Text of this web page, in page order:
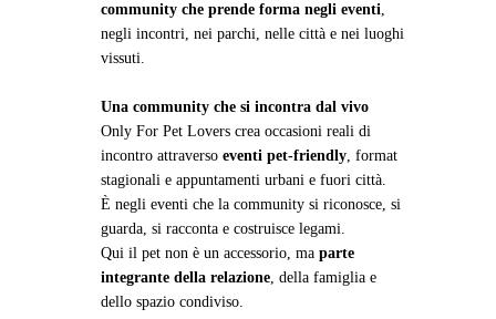
community che prende forma negli eventi,
negli incontri, nei parchi, nelle città e nei luoghi
vissuti.
Una community che si incontra dal vivo
Only For Pet Lovers crea occasioni reali di
incontro attraverso eventi pet-friendly, format
stagionali e appuntamenti urbani e fuori città.
È negli eventi che la community si riconosce, si
guarda, si racconta e costruisce legami.
Qui il pet non è un accessorio, ma parte
integrante della relazione, della famiglia e
dello spazio condiviso.